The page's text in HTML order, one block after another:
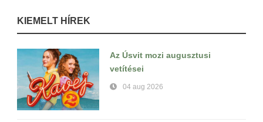
KIEMELT HÍREK
Az Úsvit mozi augusztusi
vetítései
04 aug 2026